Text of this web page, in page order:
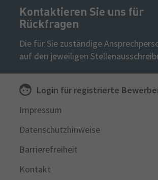
Kontaktieren Sie uns für
Rückfragen
Die für Sie zuständige
auf den jeweiligen
Login für registrierte
Navigation
Impressum
Datenschutzhinweise
Barrierefreiheit
Kontakt